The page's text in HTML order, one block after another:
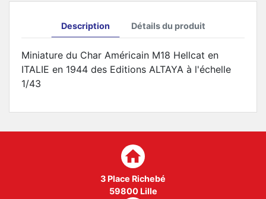
Description Détails du produit
Miniature du Char Américain M18 Hellcat en
ITALIE en 1944 des Editions ALTAYA à l'échelle
1/43
home
3 Place Richebé
59800 Lille